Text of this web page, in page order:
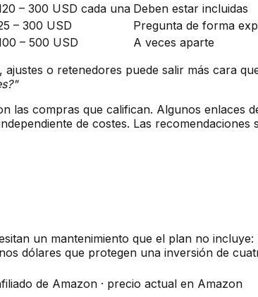
– 300 USD cada una Deben estar incluidas
– 300 USD
Pregunta de forma
– 500 USD
A veces aparte
o retenedores puede salir más cara
las compras que califican. Algunos enlaces
de costes. Las
un mantenimiento que el plan no
dólares que protegen una inversión de
de Amazon · precio actual en Amazon